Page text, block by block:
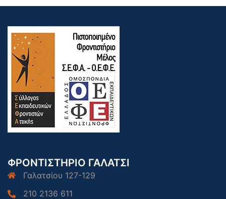
ΦΡΟΝΤΙΣΤΗΡΙΟ ΓΑΛΑΤΣΙ
Γαλατσίου 127-129
210 2136 611